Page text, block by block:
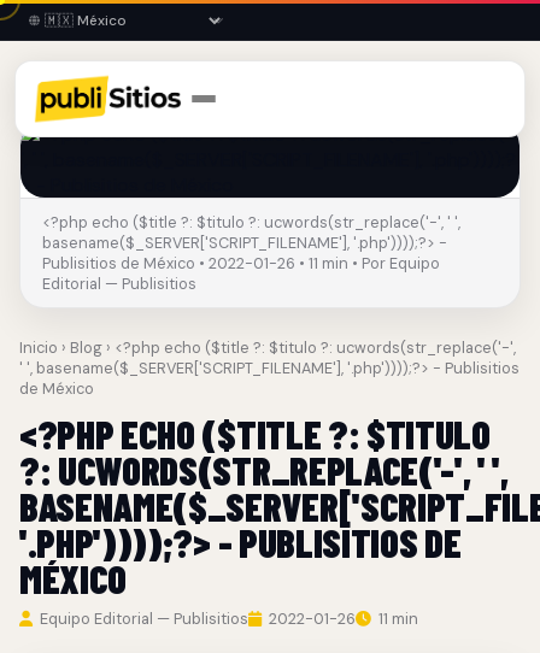
<?php echo ($title ?: $titulo ?: ucwords(str_replace('-', ' ',
basename($_SERVER['SCRIPT_FILENAME'], '.php'))));?> -
Publisitios de México • 2022-01-26 • 11 min • Por Equipo
Editorial — Publisitios
Inicio › Blog › <?php echo ($title ?: $titulo ?: ucwords(str_replace('-',
' ', basename($_SERVER['SCRIPT_FILENAME'], '.php'))));?> - Publisitios
de México
<?PHP ECHO ($TITLE ?: $TITULO
?: UCWORDS(STR_REPLACE('-', ' ',
'.PHP'))));?> - PUBLISITIOS DE
MÉXICO
Equipo Editorial — Publisitios 2022-01-26 11 min